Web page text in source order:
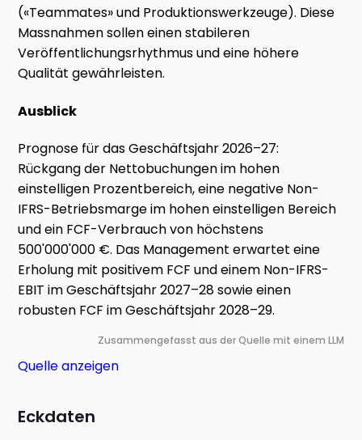
(«Teammates» und Produktionswerkzeuge). Diese
Massnahmen sollen einen stabileren
Veröffentlichungsrhythmus und eine höhere
Qualität gewährleisten.
Ausblick
Prognose für das Geschäftsjahr 2026–27:
Rückgang der Nettobuchungen im hohen
einstelligen Prozentbereich, eine negative Non-
IFRS-Betriebsmarge im hohen einstelligen Bereich
und ein FCF-Verbrauch von höchstens
500'000'000 €. Das Management erwartet eine
Erholung mit positivem FCF und einem Non-IFRS-
EBIT im Geschäftsjahr 2027–28 sowie einen
robusten FCF im Geschäftsjahr 2028–29.
Zusammengefasst aus der Quelle mit einem LLM
Quelle anzeigen
Eckdaten